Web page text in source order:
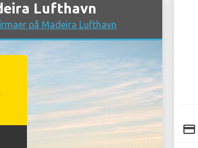
Lufthavn
på Madeira Lufthavn
credit_card